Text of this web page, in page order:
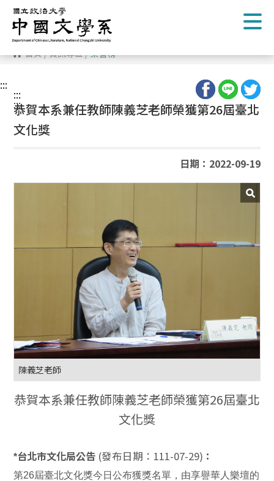
跳
到
主
要
內
容 首頁/資訊專區/榮譽榜
:::
:::
:::
恭賀本系兼任教師陳義芝老師榮獲第26屆臺北
文化獎
日期：2022-09-19
陳義芝老師
恭賀本系兼任教師陳義芝老師榮獲第26屆臺北
文化獎
*台北市文化局公告 (發布日期：111-07-29) ：
第26屆臺北文化獎今日公布獲獎名單，由享譽華人樂壇的